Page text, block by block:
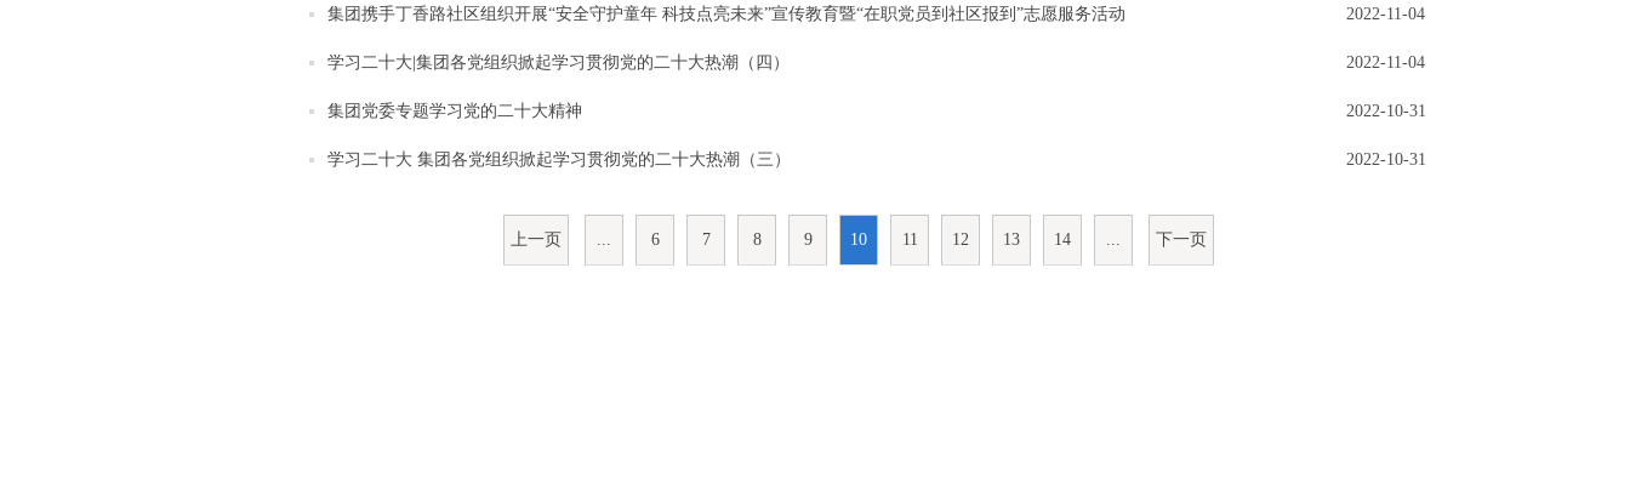
集团携手丁香路社区组织开展“安全守护童年 科技点亮未来”宣传教育暨“在职党员到社区报到”志愿服务活动 2022-11-04
学习二十大|集团各党组织掀起学习贯彻党的二十大热潮（四） 2022-11-04
集团党委专题学习党的二十大精神 2022-10-31
学习二十大 集团各党组织掀起学习贯彻党的二十大热潮（三） 2022-10-31
上一页 ... 6 7 8 9 10 11 12 13 14 ... 下一页